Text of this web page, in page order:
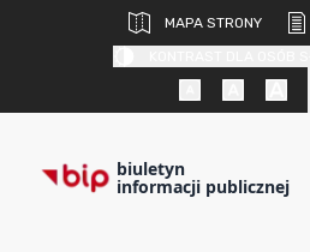
MAPA STRONY
biuletyn
informacji publicznej